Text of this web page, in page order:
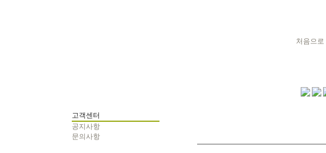
처음으로
고객센터
공지사항
문의사항